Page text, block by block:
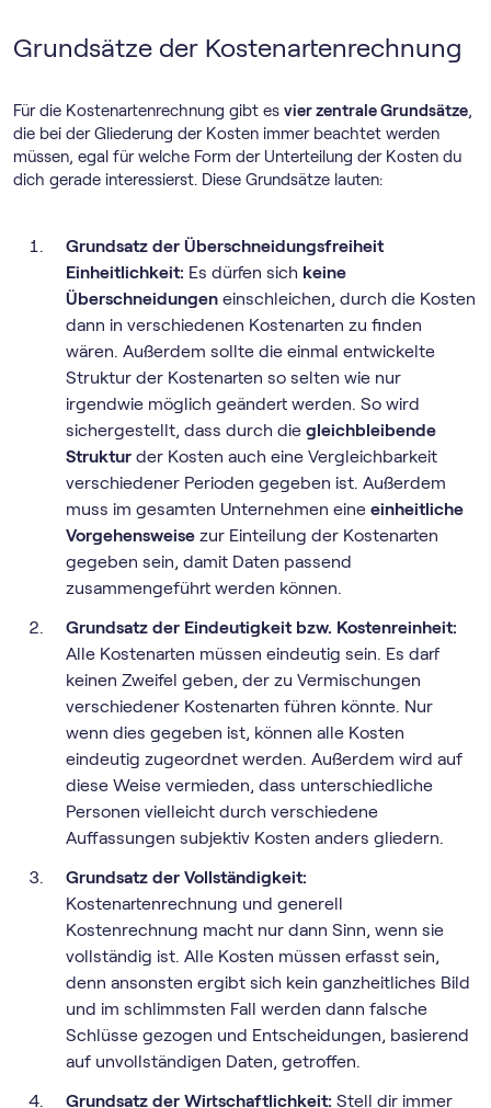
Grundsätze der Kostenartenrechnung
Für die Kostenartenrechnung gibt es vier zentrale Grundsätze,
die bei der Gliederung der Kosten immer beachtet werden
müssen, egal für welche Form der Unterteilung der Kosten du
dich gerade interessierst. Diese Grundsätze lauten:
Grundsatz der Überschneidungsfreiheit
Einheitlichkeit: Es dürfen sich keine
Überschneidungen einschleichen, durch die Kosten
dann in verschiedenen Kostenarten zu finden
wären. Außerdem sollte die einmal entwickelte
Struktur der Kostenarten so selten wie nur
irgendwie möglich geändert werden. So wird
sichergestellt, dass durch die gleichbleibende
Struktur der Kosten auch eine Vergleichbarkeit
verschiedener Perioden gegeben ist. Außerdem
muss im gesamten Unternehmen eine einheitliche
Vorgehensweise zur Einteilung der Kostenarten
gegeben sein, damit Daten passend
zusammengeführt werden können.
Grundsatz der Eindeutigkeit bzw. Kostenreinheit:
Alle Kostenarten müssen eindeutig sein. Es darf
keinen Zweifel geben, der zu Vermischungen
verschiedener Kostenarten führen könnte. Nur
wenn dies gegeben ist, können alle Kosten
eindeutig zugeordnet werden. Außerdem wird auf
diese Weise vermieden, dass unterschiedliche
Personen vielleicht durch verschiedene
Auffassungen subjektiv Kosten anders gliedern.
Grundsatz der Vollständigkeit:
Kostenartenrechnung und generell
Kostenrechnung macht nur dann Sinn, wenn sie
vollständig ist. Alle Kosten müssen erfasst sein,
denn ansonsten ergibt sich kein ganzheitliches Bild
und im schlimmsten Fall werden dann falsche
Schlüsse gezogen und Entscheidungen, basierend
auf unvollständigen Daten, getroffen.
Grundsatz der Wirtschaftlichkeit: Stell dir immer